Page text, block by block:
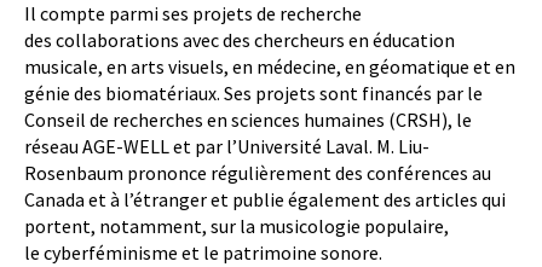
Il compte parmi ses projets de recherche
des collaborations avec des chercheurs en éducation
musicale, en arts visuels, en médecine, en géomatique et en
génie des biomatériaux. Ses projets sont financés par le
Conseil de recherches en sciences humaines (CRSH), le
réseau AGE-WELL et par l’Université Laval. M. Liu-
Rosenbaum prononce régulièrement des conférences au
Canada et à l’étranger et publie également des articles qui
portent, notamment, sur la musicologie populaire,
le cyberféminisme et le patrimoine sonore.